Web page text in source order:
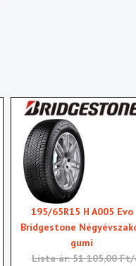
195/65R15 H A005 Evo
Bridgestone
gumi
Lista ár: 51 105,00